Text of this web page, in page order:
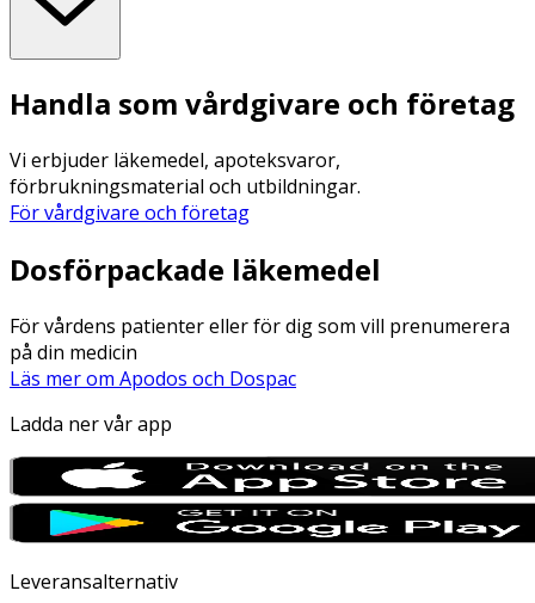
Handla som vårdgivare och företag
Vi erbjuder läkemedel, apoteksvaror,
förbrukningsmaterial och utbildningar.
För vårdgivare och företag
Dosförpackade läkemedel
För vårdens patienter eller för dig som vill prenumerera
på din medicin
Läs mer om Apodos och Dospac
Ladda ner vår app
Leveransalternativ